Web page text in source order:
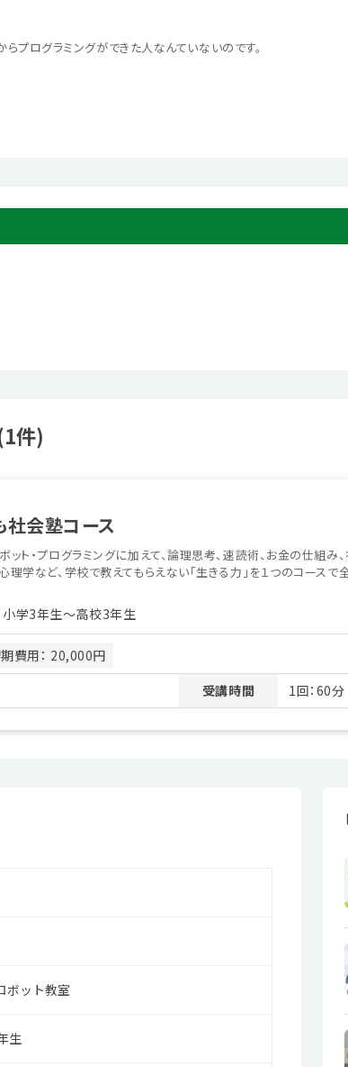
プログラミングができた人なんていないのです。
件)
社会塾コース
ット・プログラミングに加えて、論理思考、速読術、お金の仕組み
理学など、学校で教えてもらえない「生きる力」を１つのコースで
小学3年生〜高校3年生
費用： 20,000円
受講時間 1回：60分
ボット教室
生